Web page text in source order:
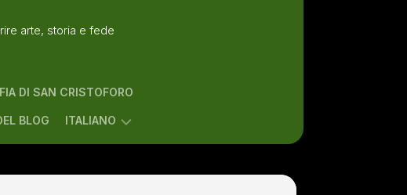
arte, storia e fede
DI SAN CRISTOFORO
BLOG ITALIANO